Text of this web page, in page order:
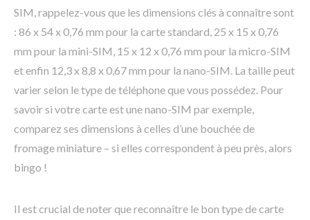
SIM, rappelez-vous que les dimensions clés à connaître sont
: 86 x 54 x 0,76 mm pour la carte standard, 25 x 15 x 0,76
mm pour la mini-SIM, 15 x 12 x 0,76 mm pour la micro-SIM
et enfin 12,3 x 8,8 x 0,67 mm pour la nano-SIM. La taille peut
varier selon le type de téléphone que vous possédez. Pour
savoir si votre carte est une nano-SIM par exemple,
comparez ses dimensions à celles d’une bouchée de
fromage miniature – si elles correspondent à peu près, alors
bingo !
Il est crucial de noter que reconnaître le bon type de carte